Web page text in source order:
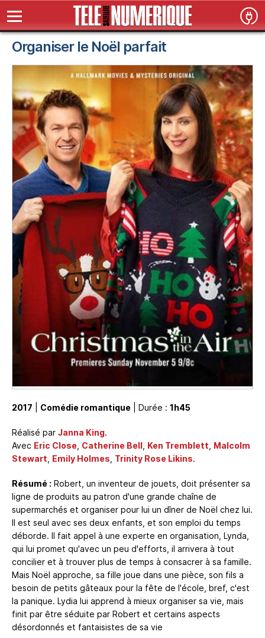
Organiser le Noël parfait
2017 Comédie romantique | Durée : 1h45
Réalisé par Janna King.
Avec Eric Close Catherine Bell Ken Tremblett Malcolm
Stewart Emily Holmes Trinity Rose Likins.
Résumé : Robert, un inventeur de jouets, doit présenter sa
ligne de produits au patron d'une grande chaîne de
supermarchés et organiser pour lui un dîner de Noël chez lui.
Il est seul avec ses deux enfants, et son emploi du temps
déborde. Il fait appel à une experte en organisation, Lynda,
qui lui promet qu'avec un peu d'efforts, il arrivera à tout
concilier et à trouver plus de temps à consacrer à sa famille.
Mais Noël approche, sa fille joue dans une pièce, son fils a
besoin de petits gâteaux pour la fête de l'école, bref, c'est
la panique. Lydia lui apprend à mieux organiser sa vie, mais
finit par être séduite par Robert et certains aspects
désordonnés et fantaisistes de sa vie